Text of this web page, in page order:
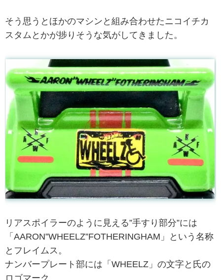
そう思うとほかのマシンと組み合わせたニコイチカ
スタムとかが捗りそうな気がしてきました。
リアスポイラーのように見える”手すり部分”には
「AARON”WHEELZ”FOTHERINGHAM」という名称
とフレイムス。
ナンバープレート部には「WHEELZ」の文字と氏の
ロゴマーク。